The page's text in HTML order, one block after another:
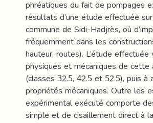
phréatiques du fait de pompages
résultats d’une étude effectuée
commune de Sidi-Hadjrès, où
fréquemment dans les
hauteur, routes). L’étude
physiques et mécaniques de
(classes 32.5, 42.5 et 52.5), puis
propriétés mécaniques. Outre les
expérimental exécuté comporte
simple et de cisaillement direct à